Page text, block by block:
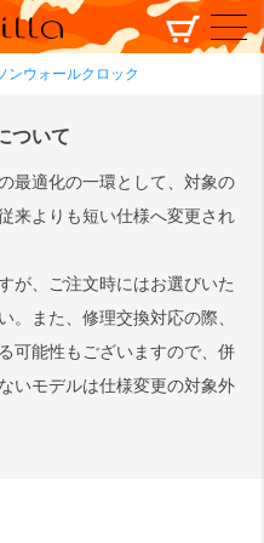
ンウォールクロック
ついて
最適化の一環として、対象の
来よりも短い仕様へ変更され
が、ご注文時にはお選びいた
。また、修理交換対応の際、
可能性もございますので、併
いモデルは仕様変更の対象外